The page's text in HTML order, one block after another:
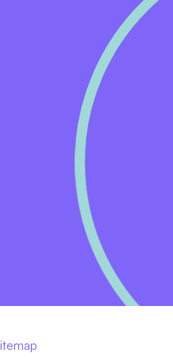
een meeloopmoment. Zo
MC. Je bent van harte
Bekijk ons